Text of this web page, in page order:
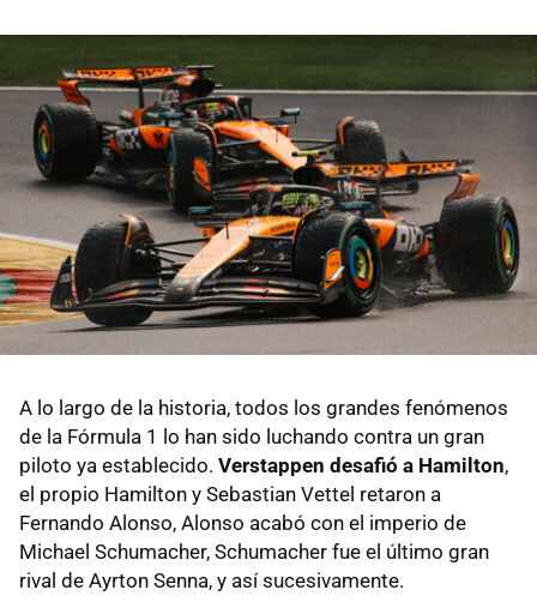
A lo largo de la historia, todos los grandes fenómenos
de la Fórmula 1 lo han sido luchando contra un gran
piloto ya establecido. Verstappen desafió a Hamilton,
el propio Hamilton y Sebastian Vettel retaron a
Fernando Alonso, Alonso acabó con el imperio de
Michael Schumacher, Schumacher fue el último gran
rival de Ayrton Senna, y así sucesivamente.